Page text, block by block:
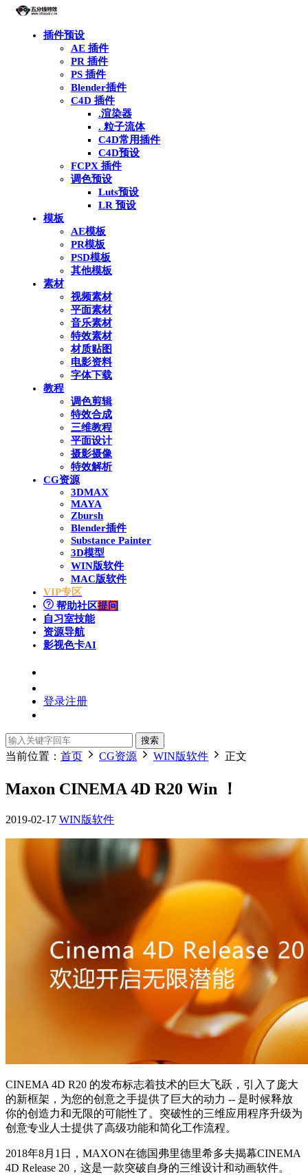
插件预设
AE 插件
PR 插件
PS 插件
Blender插件
C4D 插件
.渲染器
. 粒子流体
C4D常用插件
C4D预设
FCPX 插件
调色预设
Luts预设
LR 预设
模板
AE模板
PR模板
PSD模板
其他模板
素材
视频素材
平面素材
音乐素材
特效素材
材质贴图
电影资料
字体下载
教程
调色剪辑
特效合成
三维教程
平面设计
摄影摄像
特效解析
CG资源
3DMAX
MAYA
Zbursh
Blender插件
Substance Painter
3D模型
WIN版软件
MAC版软件
VIP专区
帮助社区提问
自习室技能
资源导航
影视色卡AI
登录注册
搜索
当前位置： 首页 CG资源 WIN版软件 正文
Maxon CINEMA 4D R20 Win ！
2019-02-17 WIN版软件
CINEMA 4D R20 的发布标志着技术的巨大飞跃，引入了庞大
的新框架，为您的创意之手提供了巨大的动力 -- 是时候释放
你的创造力和无限的可能性了。突破性的三维应用程序升级为
创意专业人士提供了高级功能和简化工作流程。
2018年8月1日，MAXON在德国弗里德里希多夫揭幕CINEMA
4D Release 20，这是一款突破自身的三维设计和动画软件。